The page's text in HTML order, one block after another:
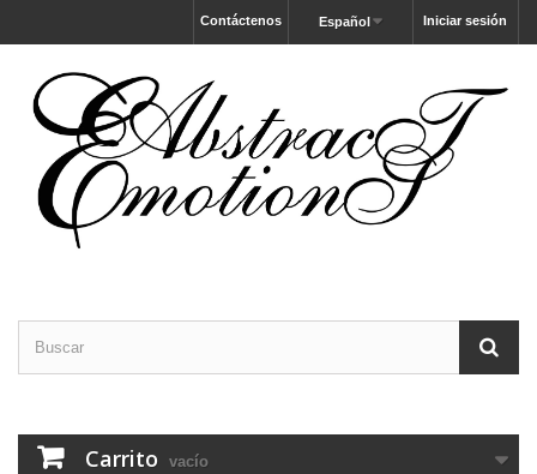
Iniciar sesión
Español
Contáctenos
Carrito vacío